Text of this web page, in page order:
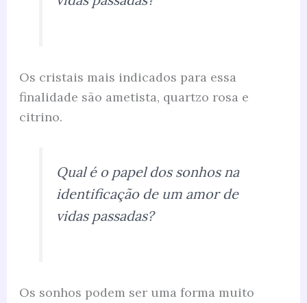
Os cristais mais indicados para essa
finalidade são ametista, quartzo rosa e
citrino.
Qual é o papel dos sonhos na
identificação de um amor de
vidas passadas?
Os sonhos podem ser uma forma muito